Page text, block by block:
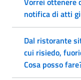
notifica di atti
Dal ristorante
cui risiedo,
Cosa posso